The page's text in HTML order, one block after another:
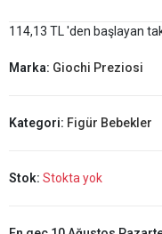
114,13 TL 'den başlayan
Marka: Giochi Preziosi
Kategori: Figür Bebekler
Stok: Stokta yok